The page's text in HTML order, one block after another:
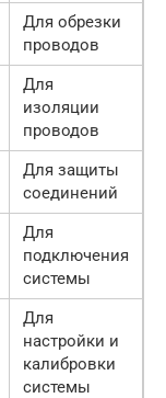
Для обрезки
проводов
Для
изоляции
проводов
Для защиты
соединений
Для
подключения
системы
Для
настройки и
калибровки
системы